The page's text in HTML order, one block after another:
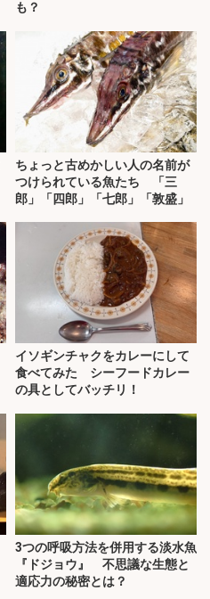
も？
ちょっと古めかしい人の名前が
つけられている魚たち 「三
郎」「四郎」「七郎」「敦盛」
イソギンチャクをカレーにして
食べてみた シーフードカレー
の具としてバッチリ！
3つの呼吸方法を併用する淡水魚
『ドジョウ』 不思議な生態と
適応力の秘密とは？